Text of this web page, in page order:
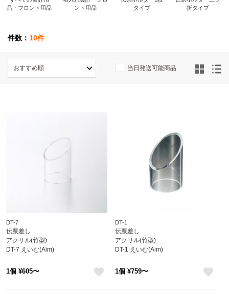
品・フロント用品
ント用品
タイプ
折タイプ
件数： 10件
当日発送可能商品
DT-7
伝票差し
アクリル(竹型)
DT-7 えいむ(Aim)
1個 ¥605〜
DT-1
伝票差し
アクリル(竹型)
DT-1 えいむ(Aim)
1個 ¥759〜